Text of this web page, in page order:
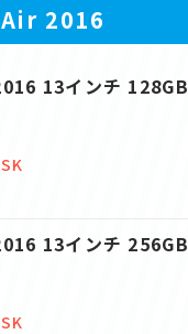
2016
13インチ 128GB
13インチ 256GB